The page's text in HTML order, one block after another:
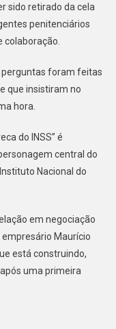
sido retirado da cela
penitenciários
foram feitas
que insistiram no
hora.
do INSS” é
central do
Nacional do
em negociação
Maurício
está construindo,
uma primeira